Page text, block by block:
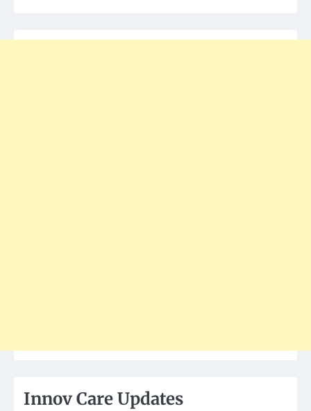
Innov Care Updates